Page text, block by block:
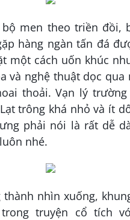
bộ men theo triền đồi,
hàng ngàn tấn đá
một cách uốn khúc
và nghệ thuật dọc qua
thoải. Vạn lý trường
trông khá nhỏ và ít
phải nói là rất dễ
nhé.
nhìn xuống,
truyện cổ tích